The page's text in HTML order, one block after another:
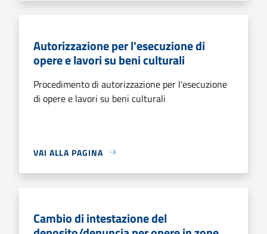
Autorizzazione per l'esecuzione di
opere e lavori su beni culturali
Procedimento di autorizzazione per l'esecuzione
di opere e lavori su beni culturali
VAI ALLA PAGINA
Cambio di intestazione del